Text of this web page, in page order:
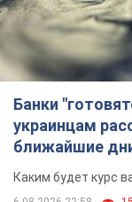
Банки
украинцам
ближайшие
Каким будет курс